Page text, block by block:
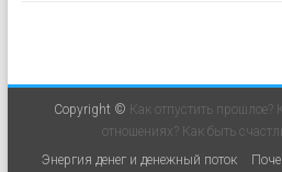
Copyright © Как отпустить прошлое?
отношениях? Как быть
Энергия денег и денежный поток